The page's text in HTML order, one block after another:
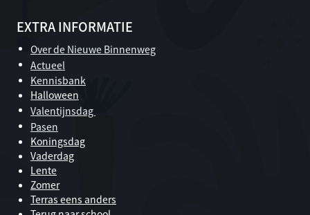
EXTRA INFORMATIE
Over de Nieuwe Binnenweg
Actueel
Kennisbank
Halloween
Valentijnsdag
Pasen
Koningsdag
Vaderdag
Lente
Zomer
Terras eens anders